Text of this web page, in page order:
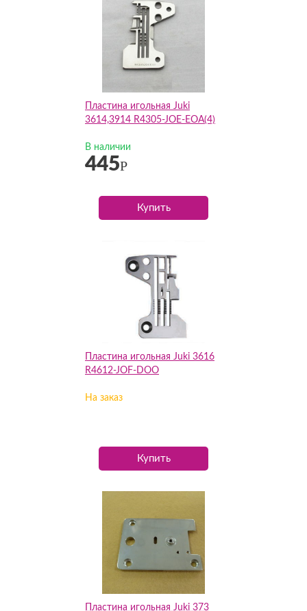
Пластина игольная Juki
3614,3914 R4305-JOE-EOA(4)
В наличии
445Р
Купить
Пластина игольная Juki 3616
R4612-JOF-DOO
На заказ
Купить
Пластина игольная Juki 373